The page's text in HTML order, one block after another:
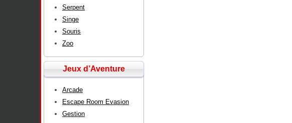
Serpent
Singe
Souris
Zoo
Jeux d’Aventure
Arcade
Escape Room Evasion
Gestion